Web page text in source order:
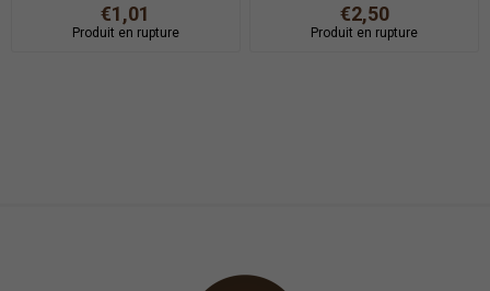
€1,01
Produit en rupture
€2,50
Produit en rupture